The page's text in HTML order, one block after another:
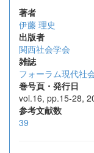
著者
伊藤 理史
出版者
関西社会学会
雑誌
フォーラム現代社
巻号頁・発行日
vol.16, pp.15-28,
参考文献数
39